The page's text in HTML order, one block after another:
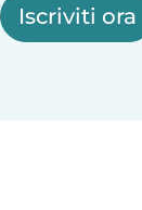
Iscriviti ora